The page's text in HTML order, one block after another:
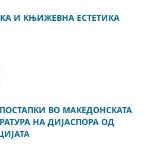
И КЊИЖЕВНА ЕСТЕТИКА
ВО МАКЕДОНСКАТА
НА ДИЈАСПОРА ОД